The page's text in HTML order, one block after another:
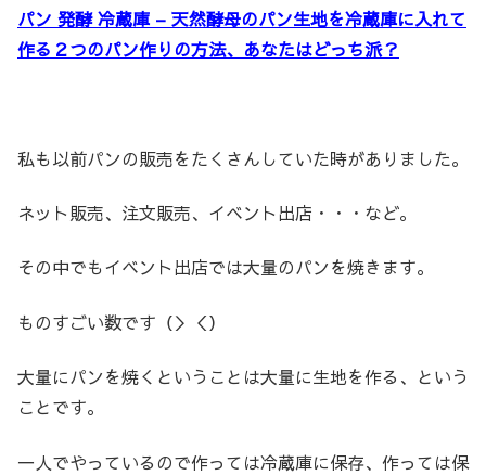
パン 発酵 冷蔵庫 – 天然酵母のパン生地を冷蔵庫に入れて
作る２つのパン作りの方法、あなたはどっち派？
私も以前パンの販売をたくさんしていた時がありました。
ネット販売、注文販売、イベント出店・・・など。
その中でもイベント出店では大量のパンを焼きます。
ものすごい数です（＞＜）
大量にパンを焼くということは大量に生地を作る、という
ことです。
一人でやっているので作っては冷蔵庫に保存、作っては保